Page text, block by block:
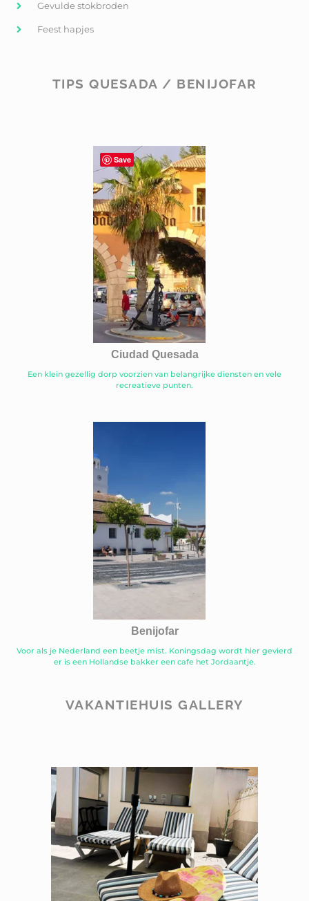
Gevulde stokbroden
Feest hapjes
TIPS QUESADA / BENIJOFAR
Ciudad Quesada
Een klein gezellig dorp voorzien van belangrijke diensten en vele
recreatieve punten.
Benijofar
Voor als je Nederland een beetje mist. Koningsdag wordt hier gevierd
er is een Hollandse bakker een cafe het Jordaantje.
VAKANTIEHUIS GALLERY
Save